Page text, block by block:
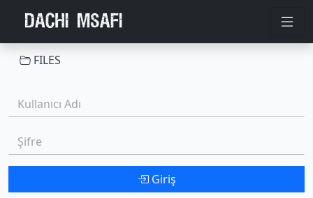
FILES
Kullanıcı Adı:
Şifre:
Giriş